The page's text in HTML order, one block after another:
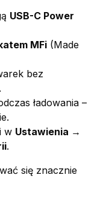
USB-C Power
MFi (Made
bez
ładowania –
w Ustawienia →
.
się znacznie